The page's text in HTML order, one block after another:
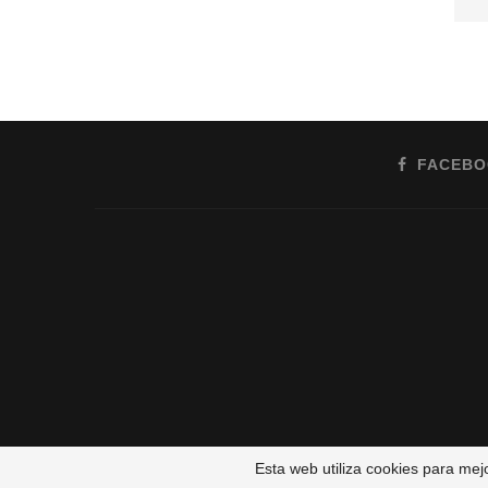
Esta web utiliza cookies para